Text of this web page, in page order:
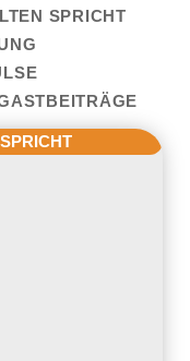
SPRICHT